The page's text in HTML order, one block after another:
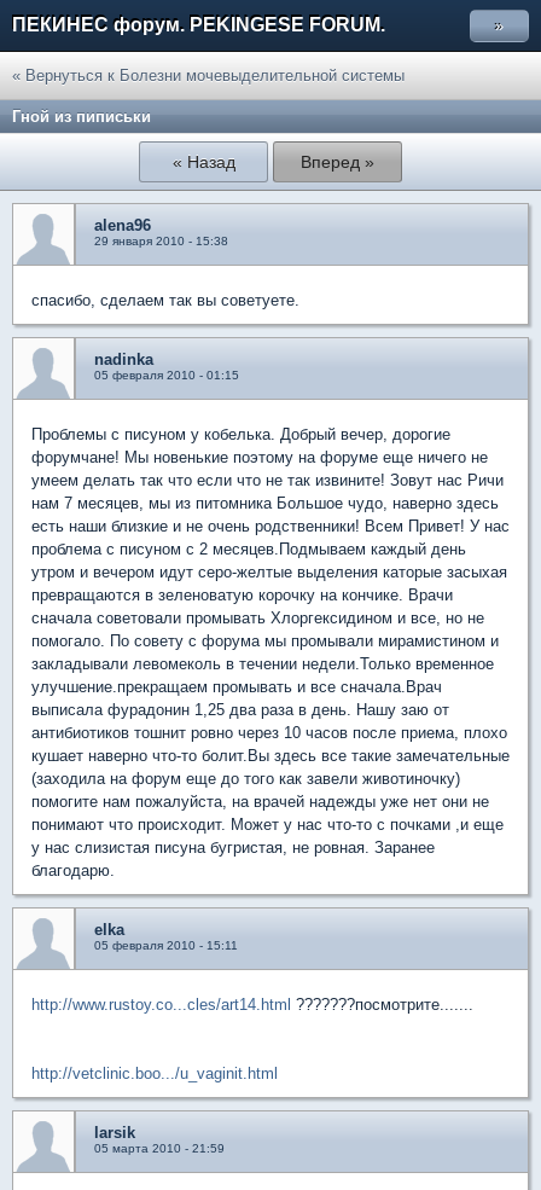
ПЕКИНЕС форум. PEKINGESE FORUM. »
« Вернуться к Болезни мочевыделительной системы
Гной из пиписьки
« Назад Вперед »
alena96
29 января 2010 - 15:38
спасибо, сделаем так вы советуете.
nadinka
05 февраля 2010 - 01:15
Проблемы с писуном у кобелька. Добрый вечер, дорогие
форумчане! Мы новенькие поэтому на форуме еще ничего не
умеем делать так что если что не так извините! Зовут нас Ричи
нам 7 месяцев, мы из питомника Большое чудо, наверно здесь
есть наши близкие и не очень родственники! Всем Привет! У нас
проблема с писуном с 2 месяцев.Подмываем каждый день
утром и вечером идут серо-желтые выделения каторые засыхая
превращаются в зеленоватую корочку на кончике. Врачи
сначала советовали промывать Хлоргексидином и все, но не
помогало. По совету с форума мы промывали мирамистином и
закладывали левомеколь в течении недели.Только временное
улучшение.прекращаем промывать и все сначала.Врач
выписала фурадонин 1,25 два раза в день. Нашу заю от
антибиотиков тошнит ровно через 10 часов после приема, плохо
кушает наверно что-то болит.Вы здесь все такие замечательные
(заходила на форум еще до того как завели животиночку)
помогите нам пожалуйста, на врачей надежды уже нет они не
понимают что происходит. Может у нас что-то с почками ,и еще
у нас слизистая писуна бугристая, не ровная. Заранее
благодарю.
elka
05 февраля 2010 - 15:11
http://www.rustoy.co...cles/art14.html ???????посмотрите.......
http://vetclinic.boo.../u_vaginit.html
larsik
05 марта 2010 - 21:59